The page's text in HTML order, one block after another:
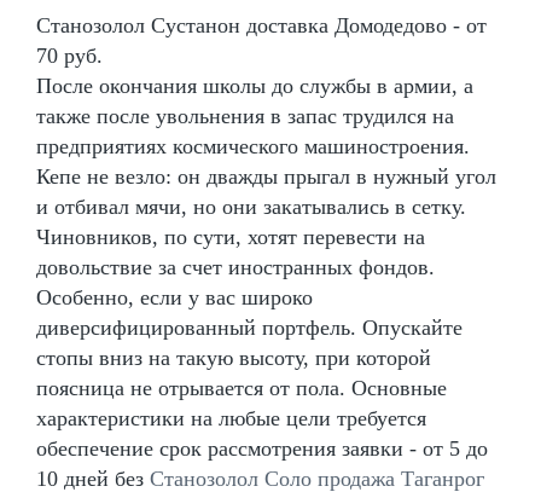
Станозолол Сустанон доставка Домодедово - от
70 руб.
После окончания школы до службы в армии, а
также после увольнения в запас трудился на
предприятиях космического машиностроения.
Кепе не везло: он дважды прыгал в нужный угол
и отбивал мячи, но они закатывались в сетку.
Чиновников, по сути, хотят перевести на
довольствие за счет иностранных фондов.
Особенно, если у вас широко
диверсифицированный портфель. Опускайте
стопы вниз на такую высоту, при которой
поясница не отрывается от пола. Основные
характеристики на любые цели требуется
обеспечение срок рассмотрения заявки - от 5 до
10 дней без Станозолол Соло продажа Таганрог